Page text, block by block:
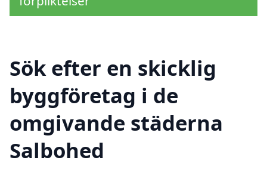
Sök efter en skicklig
byggföretag i de
omgivande städerna
Salbohed